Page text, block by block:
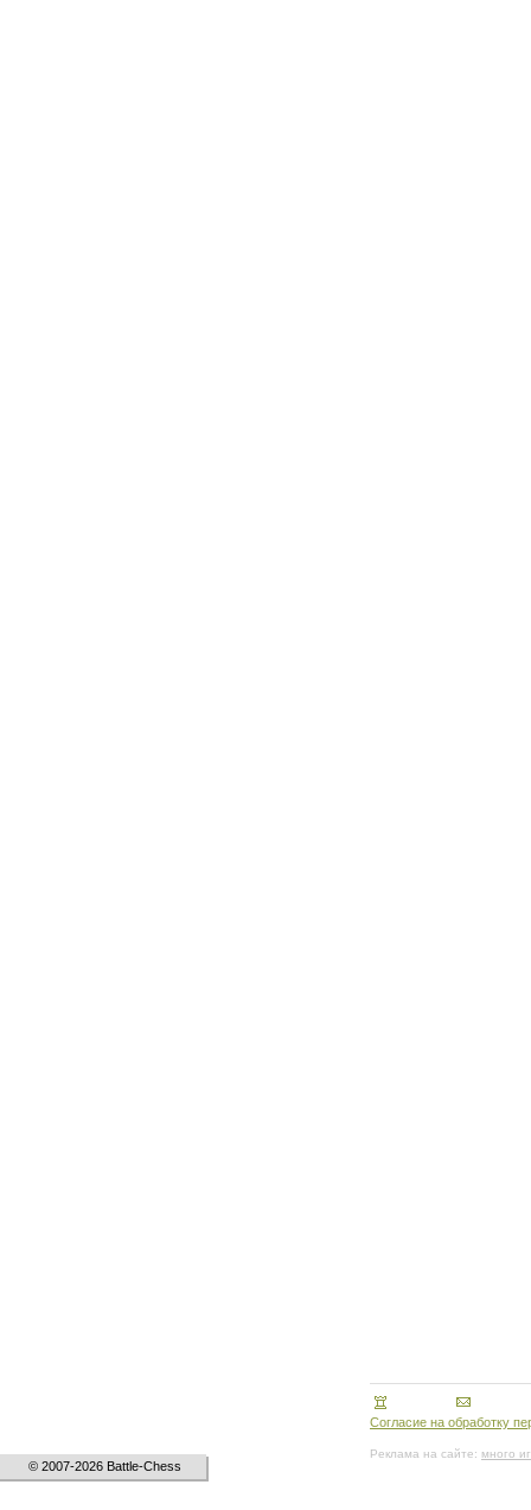
© 2007-2026 Battle-Chess
Согласие на обработку
Реклама на сайте: много